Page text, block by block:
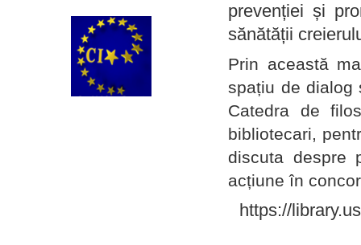
prevenției și
sănătății
Prin această
spațiu de dialog
Catedra de
bibliotecari,
discuta despre
acțiune în
https://